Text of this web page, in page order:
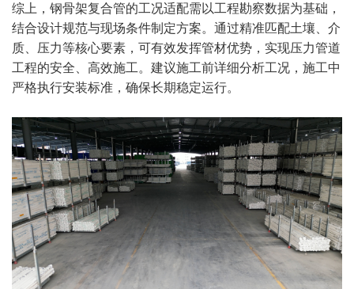
综上，钢骨架复合管的工况适配需以工程勘察数据为基础，
结合设计规范与现场条件制定方案。通过精准匹配土壤、介
质、压力等核心要素，可有效发挥管材优势，实现压力管道
工程的安全、高效施工。建议施工前详细分析工况，施工中
严格执行安装标准，确保长期稳定运行。